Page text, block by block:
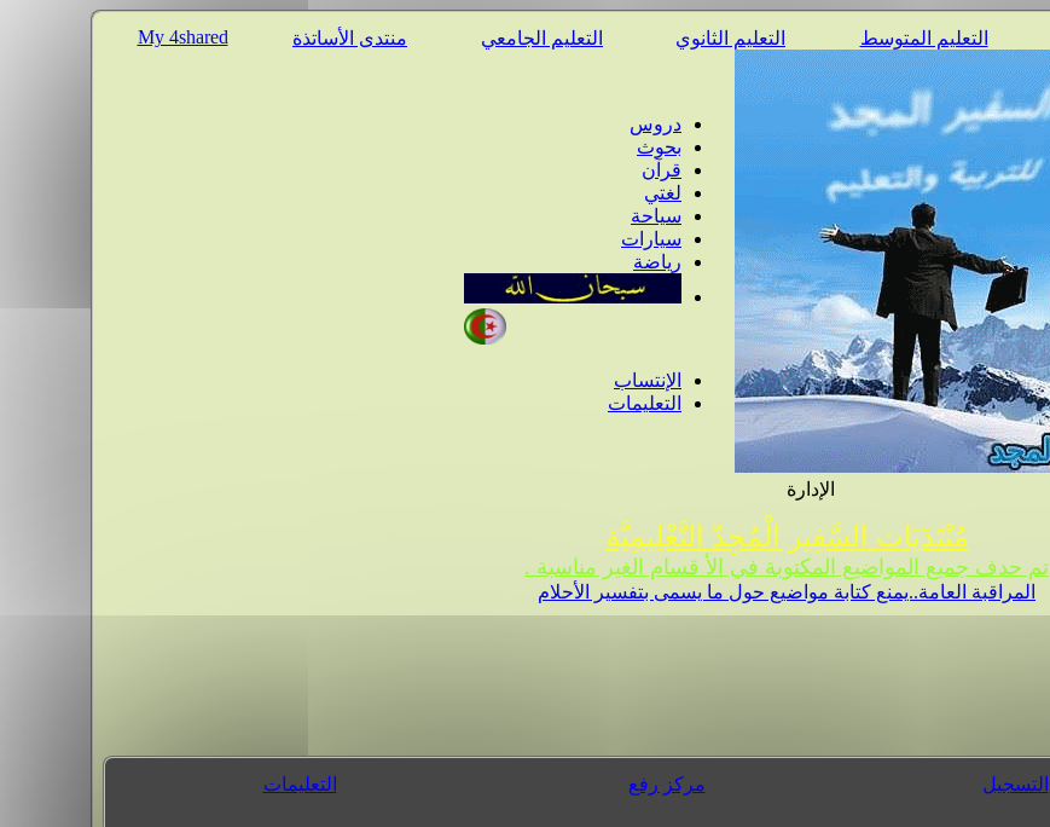
التعليم المتوسط التعليم الثانوي التعليم الجامعي منتدى الأساتذة My 4shared
دروس
بحوث
قرآن
لغتي
سياحة
سيارات
رياضة
الإنتساب
التعليمات
الإدارة
مُنْتَدَيَات السَّفِير الْمُجِدّ التَّعْلِيمِيَّة
تم حدف جميع المواضيع المكتوبة في الأ قسام الغير مناسبة .
المراقبة العامة..يمنع كتابة مواضيع حول ما يسمى بتفسير الأحلام
التسجيل مركز رفع التعليمات